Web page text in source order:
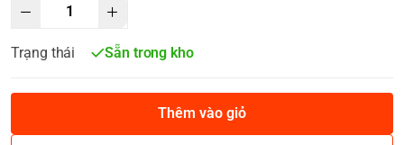
Trạng thái Sẵn trong kho
Thêm vào giỏ